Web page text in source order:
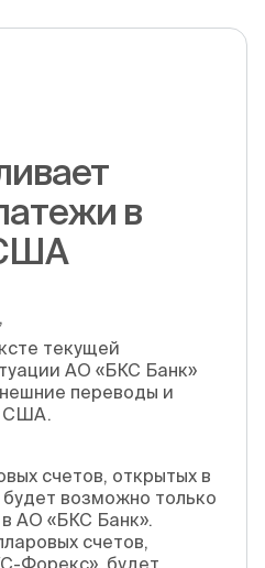
в
текущей
АО «БКС Банк»
переводы и
США.
счетов, открытых в
возможно только
АО «БКС Банк».
счетов,
Форекс», будет